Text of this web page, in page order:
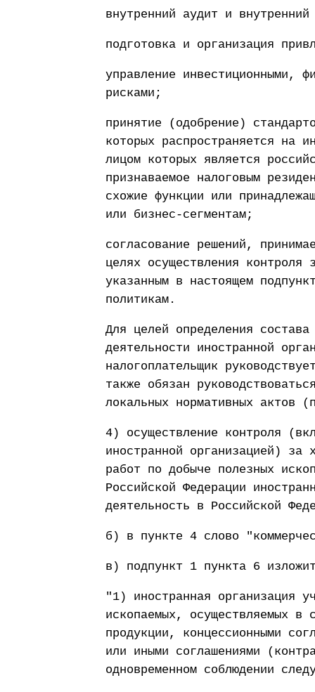
внутренний аудит и
подготовка и организация
управление инвестиционными,
рисками;
принятие (одобрение)
которых распространяется на
лицом которых является
признаваемое налоговым
схожие функции или
или бизнес-сегментам;
согласование решений,
целях осуществления контроля
указанным в настоящем
политикам.
Для целей определения
деятельности иностранной
налогоплательщик
также обязан
локальных нормативных актов
4) осуществление контроля
иностранной организацией)
работ по добыче полезных
Российской Федерации
деятельность в Российской
б) в пункте 4 слово
в) подпункт 1 пункта 6
"1) иностранная организация
ископаемых, осуществляемых в
продукции, концессионными
или иными соглашениями
одновременном соблюдении